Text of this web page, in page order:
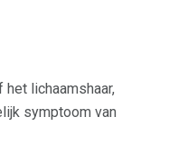
lichaamshaar,
symptoom van